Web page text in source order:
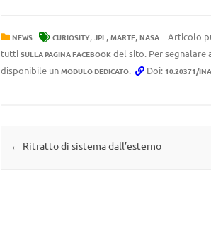
NEWS CURIOSITY, JPL, MARTE, NASA Articolo
tutti SULLA PAGINA FACEBOOKdel sito. Per segnalare
disponibile un MODULO DEDICATO. Doi: 10.20371/
Navigazione articolo
← Ritratto di sistema dall’esterno